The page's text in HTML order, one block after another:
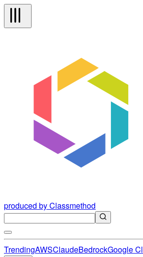
produced by Classmethod
TrendingAWSClaudeBedrockGoogle